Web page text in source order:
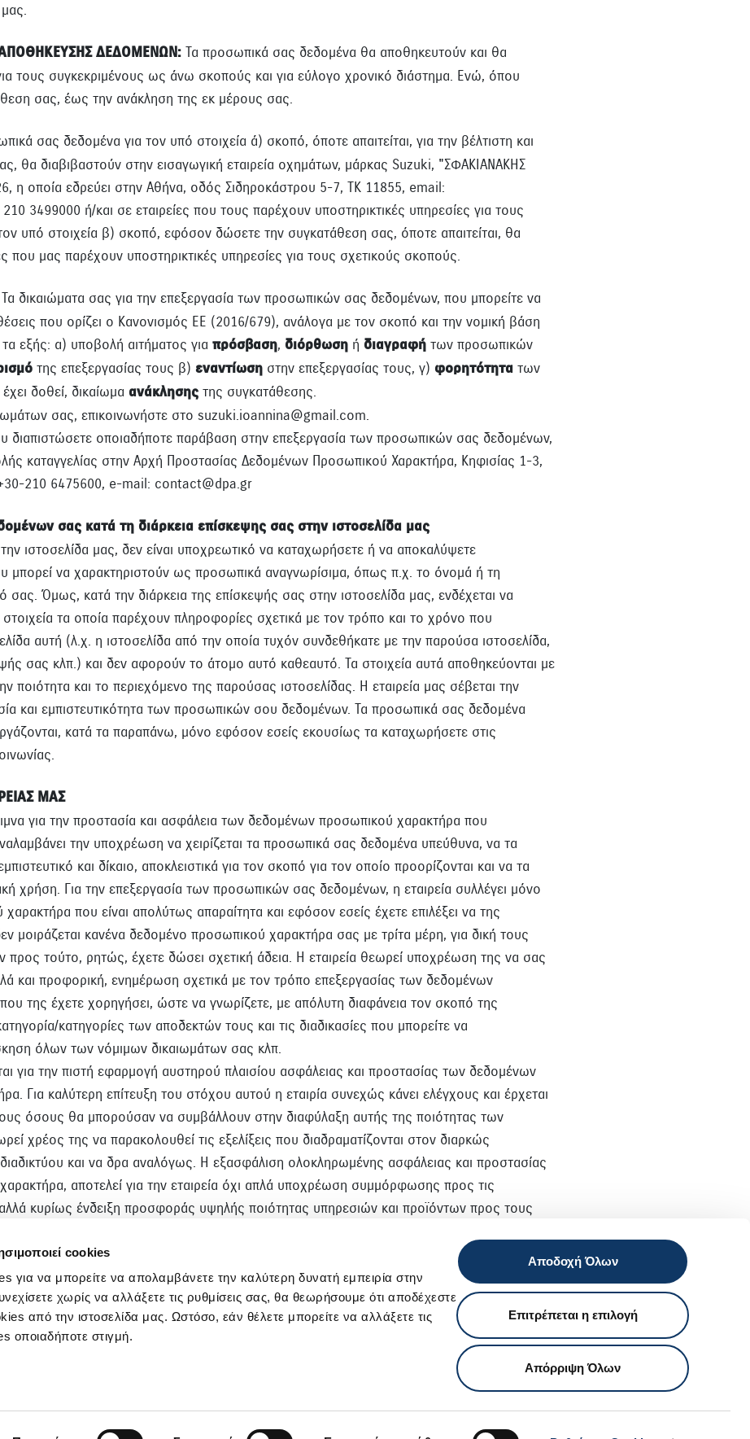
cookies
για να μπορείτε να απολαμβάνετε την καλύτερη δυνατή εμπειρία στην
χωρίς να αλλάξετε τις ρυθμίσεις σας, θα θεωρήσουμε ότι αποδέχεστε
από την ιστοσελίδα μας. Ωστόσο, εάν θέλετε μπορείτε να αλλάξετε τις
οποιαδήποτε στιγμή.
Αποδοχή Όλων
Επιτρέπεται η επιλογή
Απόρριψη Όλων
ΔΕΔΟΜΕΝΩΝ: Τα προσωπικά σας δεδομένα θα αποθηκευτούν και θα
τους συγκεκριμένους ως άνω σκοπούς και για εύλογο χρονικό διάστημα. Ενώ, όπου
σας, έως την ανάκληση της εκ μέρους σας.
σας δεδομένα για τον υπό στοιχεία ά) σκοπό, όποτε απαιτείται, για την βέλτιστη και
θα διαβιβαστούν στην εισαγωγική εταιρεία οχημάτων, μάρκας Suzuki, "ΣΦΑΚΙΑΝΑΚΗΣ
η οποία εδρεύει στην Αθήνα, οδός Σιδηροκάστρου 5-7, ΤΚ 11855, email:
3499000 ή/και σε εταιρείες που τους παρέχουν υποστηρικτικές υπηρεσίες για τους
υπό στοιχεία β) σκοπό, εφόσον δώσετε την συγκατάθεση σας, όποτε απαιτείται, θα
που μας παρέχουν υποστηρικτικές υπηρεσίες για τους σχετικούς σκοπούς.
Τα δικαιώματα σας για την επεξεργασία των προσωπικών σας δεδομένων, που μπορείτε να
που ορίζει ο Κανονισμός ΕΕ (2016/679), ανάλογα με τον σκοπό και την νομική βάση
τα εξής: α) υποβολή αιτήματος για πρόσβαση, διόρθωση ή διαγραφή των προσωπικών
της επεξεργασίας τους β) εναντίωση στην επεξεργασίας τους, γ) φορητότητα των
δοθεί, δικαίωμα ανάκλησης της συγκατάθεσης.
σας, επικοινωνήστε στο suzuki.ioannina@gmail.com.
διαπιστώσετε οποιαδήποτε παράβαση στην επεξεργασία των προσωπικών σας δεδομένων,
καταγγελίας στην Αρχή Προστασίας Δεδομένων Προσωπικού Χαρακτήρα, Κηφισίας 1-3,
210 6475600, e-mail: contact@dpa.gr
σας κατά τη διάρκεια επίσκεψης σας στην ιστοσελίδα μας
ιστοσελίδα μας, δεν είναι υποχρεωτικό να καταχωρήσετε ή να αποκαλύψετε
μπορεί να χαρακτηριστούν ως προσωπικά αναγνωρίσιμα, όπως π.χ. το όνομά ή τη
Όμως, κατά την διάρκεια της επίσκεψής σας στην ιστοσελίδα μας, ενδέχεται να
τα οποία παρέχουν πληροφορίες σχετικά με τον τρόπο και το χρόνο που
αυτή (λ.χ. η ιστοσελίδα από την οποία τυχόν συνδεθήκατε με την παρούσα ιστοσελίδα,
σας κλπ.) και δεν αφορούν το άτομο αυτό καθεαυτό. Τα στοιχεία αυτά αποθηκεύονται με
ποιότητα και το περιεχόμενο της παρούσας ιστοσελίδας. Η εταιρεία μας σέβεται την
και εμπιστευτικότητα των προσωπικών σου δεδομένων. Τα προσωπικά σας δεδομένα
κατά τα παραπάνω, μόνο εφόσον εσείς εκουσίως τα καταχωρήσετε στις
ΜΑΣ
για την προστασία και ασφάλεια των δεδομένων προσωπικού χαρακτήρα που
την υποχρέωση να χειρίζεται τα προσωπικά σας δεδομένα υπεύθυνα, να τα
και δίκαιο, αποκλειστικά για τον σκοπό για τον οποίο προορίζονται και να τα
χρήση. Για την επεξεργασία των προσωπικών σας δεδομένων, η εταιρεία συλλέγει μόνο
που είναι απολύτως απαραίτητα και εφόσον εσείς έχετε επιλέξει να της
μοιράζεται κανένα δεδομένο προσωπικού χαρακτήρα σας με τρίτα μέρη, για δική τους
προς τούτο, ρητώς, έχετε δώσει σχετική άδεια. Η εταιρεία θεωρεί υποχρέωση της να σας
και προφορική, ενημέρωση σχετικά με τον τρόπο επεξεργασίας των δεδομένων
της έχετε χορηγήσει, ώστε να γνωρίζετε, με απόλυτη διαφάνεια τον σκοπό της
κατηγορίες των αποδεκτών τους και τις διαδικασίες που μπορείτε να
όλων των νόμιμων δικαιωμάτων σας κλπ.
για την πιστή εφαρμογή αυστηρού πλαισίου ασφάλειας και προστασίας των δεδομένων
Για καλύτερη επίτευξη του στόχου αυτού η εταιρία συνεχώς κάνει ελέγχους και έρχεται
όσους θα μπορούσαν να συμβάλλουν στην διαφύλαξη αυτής της ποιότητας των
χρέος της να παρακολουθεί τις εξελίξεις που διαδραματίζονται στον διαρκώς
και να δρα αναλόγως. Η εξασφάλιση ολοκληρωμένης ασφάλειας και προστασίας
αποτελεί για την εταιρεία όχι απλά υποχρέωση συμμόρφωσης προς τις
αλλά κυρίως ένδειξη προσφοράς υψηλής ποιότητας υπηρεσιών και προϊόντων προς τους
Ακολουθήστε μας!